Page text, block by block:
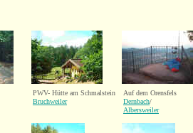
PWV- Hütte am Schmalstein
Bruchweiler
Auf dem Orensfels
Dernbach/
Albersweiler